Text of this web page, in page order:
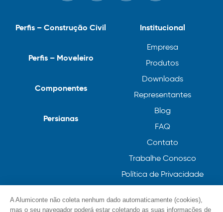
Institucional
Empresa
Produtos
Downloads
Representantes
Blog
FAQ
Contato
Trabalhe Conosco
Política de Privacidade
Perfis – Construção Civil
Perfis – Moveleiro
Componentes
Persianas
A Alumiconte não coleta nenhum dado automaticamente (cookies),
mas o seu navegador poderá estar coletando as suas informações de